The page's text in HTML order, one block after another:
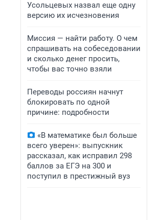
Усольцевых назвал еще одну
версию их исчезновения
Миссия — найти работу. О чем
спрашивать на собеседовании
и сколько денег просить,
чтобы вас точно взяли
Переводы россиян начнут
блокировать по одной
причине: подробности
«В математике был больше
всего уверен»: выпускник
рассказал, как исправил 298
баллов за ЕГЭ на 300 и
поступил в престижный вуз